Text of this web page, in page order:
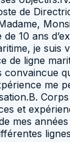
de
10 ans
je suis
de ligne
me
Corps
et
mes années